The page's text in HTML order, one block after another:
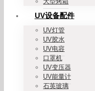
UV设备配件
UV灯管
UV胶水
UV电容
口罩机
UV变压器
UV能量计
石英玻璃